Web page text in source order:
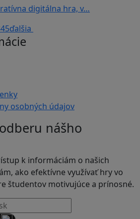
digitálna hra, v…
45ďalšia
osobných údajov
nášho
k informáciám o našich
ako efektívne využívať hry vo
študentov motivujúce a prínosné.